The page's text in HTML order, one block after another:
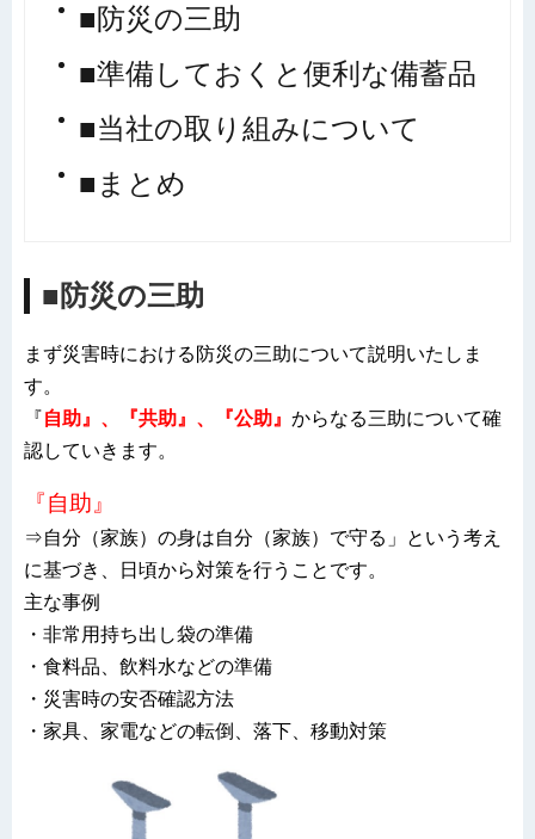
■防災の三助
■準備しておくと便利な備蓄品
■当社の取り組みについて
■まとめ
■防災の三助
まず災害時における防災の三助について説明いたしま
す。
『自助』、『共助』、『公助』 からなる三助について確
認していきます。
『自助』
⇒自分（家族）の身は自分（家族）で守る」という考え
に基づき、日頃から対策を行うことです。
主な事例
・非常用持ち出し袋の準備
・食料品、飲料水などの準備
・災害時の安否確認方法
・家具、家電などの転倒、落下、移動対策